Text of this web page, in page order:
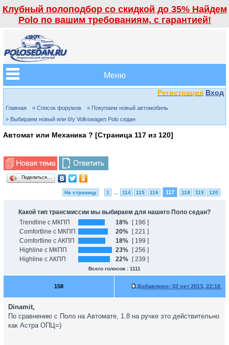
Клубный полоподбор со скидкой до 35% Найдем
Polo по вашим требованиям, с гарантией!
Меню
Регистрация Вход
Главная » Список форумов
» Покупаем новый автомобиль
» Выбираем новый или б/у Volkswagen Polo седан
Автомат или Механика ? [Страница 117 из 120]
Поделиться…
На страницу 1 114 115 116 117 118 119 120
Какой тип трансмиссии мы выбираем для нашего Поло седан?
Trendline с МКПП
18%
[ 196 ]
Comfortline с МКПП
20%
[ 221 ]
Comfortline с АКПП
18%
[ 199 ]
Highline с МКПП
23%
[ 256 ]
Highline с АКПП
22% [ 239 ]
Всего голосов : 1111
158 Добавлено: 02 окт 2013, 22:18
Dinamit,
По сравнению с Поло на Автомате, 1.8 на ручке это действительно
как Астра ОПЦ=)